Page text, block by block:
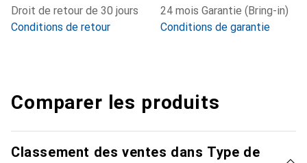
Droit de retour de 30 jours
Conditions de retour
24 mois Garantie (Bring-in)
Conditions de garantie
Comparer les produits
Classement des ventes dans Type de